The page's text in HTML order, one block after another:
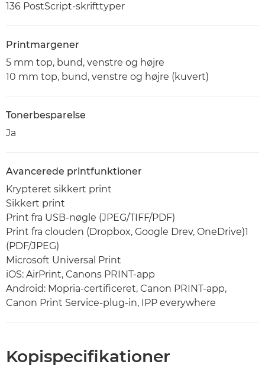
136 PostScript-skrifttyper
Printmargener
5 mm top, bund, venstre og højre
10 mm top, bund, venstre og højre (kuvert)
Tonerbesparelse
Ja
Avancerede printfunktioner
Krypteret sikkert print
Sikkert print
Print fra USB-nøgle (JPEG/TIFF/PDF)
Print fra clouden (Dropbox, Google Drev, OneDrive)1
(PDF/JPEG)
Microsoft Universal Print
iOS: AirPrint, Canons PRINT-app
Android: Mopria-certificeret, Canon PRINT-app,
Canon Print Service-plug-in, IPP everywhere
Kopispecifikationer